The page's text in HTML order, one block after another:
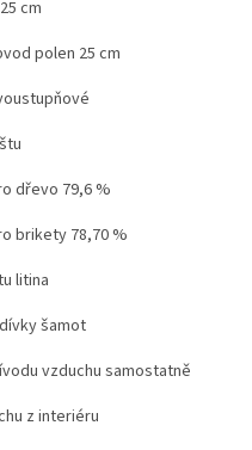
cm
polen 25 cm
dřevo 79,6 %
brikety 78,70 %
litina
šamot
vzduchu samostatně
z interiéru